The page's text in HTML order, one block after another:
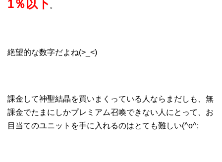
1％以下。
絶望的な数字だよね(>_<)
課金して神聖結晶を買いまくっている人ならまだしも、無
課金でたまにしかプレミアム召喚できない人にとって、お
目当てのユニットを手に入れるのはとても難しい(^o^;